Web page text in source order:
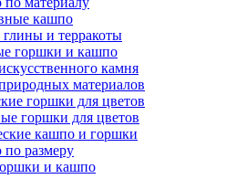
кашпо
и терракоты
горшки и кашпо
камня
материалов
горшки для цветов
горшки для цветов
кашпо и горшки
размеру
и кашпо